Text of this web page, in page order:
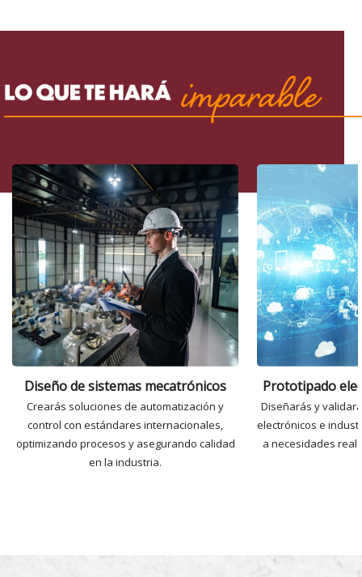
Diseño de sistemas mecatrónicos
Crearás soluciones de automatización y
control con estándares internacionales,
optimizando procesos y asegurando calidad
en la industria.
Prototipado
Diseñarás y
electrónicos e
a necesidades